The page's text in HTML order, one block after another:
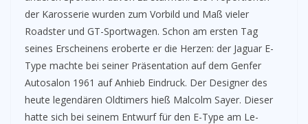
der Karosserie wurden zum Vorbild und Maß vieler
Roadster und GT-Sportwagen. Schon am ersten Tag
seines Erscheinens eroberte er die Herzen: der Jaguar E-
Type machte bei seiner Präsentation auf dem Genfer
Autosalon 1961 auf Anhieb Eindruck. Der Designer des
heute legendären Oldtimers hieß Malcolm Sayer. Dieser
hatte sich bei seinem Entwurf für den E-Type am Le-